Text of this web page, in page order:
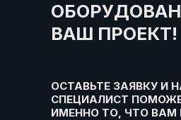
ОСТАВЬТЕ ЗАЯВКУ И
СПЕЦИАЛИСТ
ИМЕННО ТО, ЧТО
ВАШ ПРОЕКТ!